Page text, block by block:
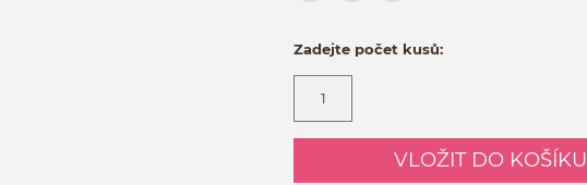
Zadejte počet kusů:
VLOŽIT DO KOŠÍKU